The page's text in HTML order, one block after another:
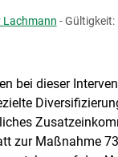
Lachmann - Gültigkeit:
bei dieser
zur Maßnahme